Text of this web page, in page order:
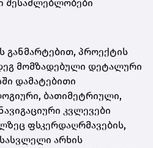
შესაძლებლობები
განმარტებით, პროექტის
მომზადებული დეტალური
დამატებითი
ბათიმეტრიული,
კვლევები
ფსკერდაღრმავების,
არხის